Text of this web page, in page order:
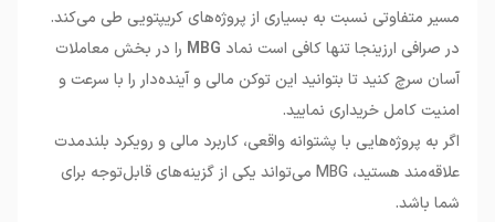
مسیر متفاوتی نسبت به بسیاری از پروژه‌های کریپتویی طی می‌کند.
در صرافی ارزینجا تنها کافی است نماد MBG را در بخش معاملات
آسان سرچ کنید تا بتوانید این توکن مالی و آینده‌دار را با سرعت و
امنیت کامل خریداری نمایید.
اگر به پروژه‌هایی با پشتوانه واقعی، کاربرد مالی و رویکرد بلندمدت
علاقه‌مند هستید، MBG می‌تواند یکی از گزینه‌های قابل‌توجه برای
شما باشد.